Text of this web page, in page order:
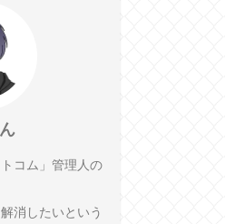
コム」管理人の
消したいという